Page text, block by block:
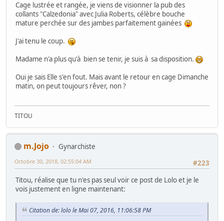
Cage lustrée et rangée, je viens de visionner la pub des
collants "Calzedonia" avec Julia Roberts, célèbre bouche
mature perchée sur des jambes parfaitement gainées
J'ai tenu le coup.
Madame n'a plus qu'à bien se tenir, je suis à sa disposition.
Oui je sais Elle s'en fout. Mais avant le retour en cage Dimanche
matin, on peut toujours rêver, non ?
TITOU
m.Jojo
Gynarchiste
#223
Octobre 30, 2018, 02:55:04 AM
Titou, réalise que tu n'es pas seul voir ce post de Lolo et je le
vois justement en ligne maintenant:
Citation de: lolo le Mai 07, 2016, 11:06:58 PM